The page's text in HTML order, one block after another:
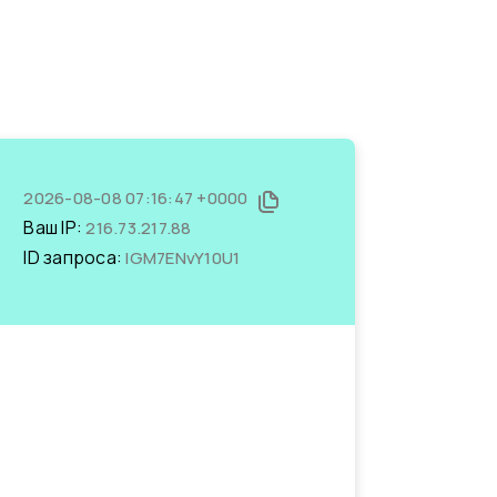
2026-08-08 07:16:47 +0000
Ваш IP:216.73.217.88
ID запроса:lGM7ENvY10U1